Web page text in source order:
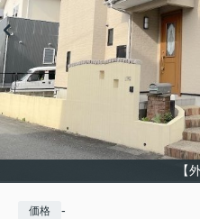
【
価格 -